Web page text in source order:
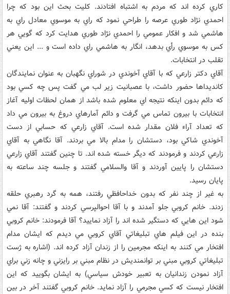
کاري کرده اند که مردم به اشتباه افتادند. کليت بحث اين بود که چرا
احمدي نژاد طوري عرصه را طراحي نمود که راي به موسوي معادل راي به
هاشمي شد و افکار عمومي را احمدي نژاد طوري هدايت کرد که گويي هر
کس به موسوي رأي بدهد، انگار به هاشمي راي داده است و ... اين يعني
تقلب در انتخابات.
آقاي دکتر زارعي که با آقاي آخوندي در شوراي نگهبان به عنوان نمايندگان
کانديداها حضور داشت، با عصبانيت زير لب مي گفت پس چه کسي بود
که دائم بدون اينکه نتيجه اي معلوم شده باشد از همان لحظات اوليه آغاز
انتخابات با بيرون تماس مي گرفت و دائم آمارهاي دروغ به بيرون مي داد
که تعداد آراء فلان مقدار شده است. آقاي زارعي که حسابي از دست
آخوندي شاکي بود، دستشان را مدام بالا مي بردند. آقا نگاهي به آقاي
زارعي کردند و فرمودند که ديگر خسته شده اند. تا چنين گفتند آقاي زارعي
دستشان را پايين آوردند و آقا والسلامي گفتند و جلسه چند ساعته به
پايان رسيد.
به غير از چند نفر که بدون خداحافظي رفتند، همه به گرد رهبري حلقه
زدند. خانم کروبي جلو آمدند و با آقا احوالپرسي کردند و گفتند: آقا نمي
شود اين هايي که دستگير شده اند را آزاد نماييد؟ آقا فرمودند: خانم کروبي
بنده در اين فيلم هاي تبليغاتي آقاي کروبي مي ديدم که ايشان مدام
افتخار مي کنند به اينکه مجرمين را از زندان آزاد کرده اند. (اشاره به ژست
تبليغاتي کروبي مبني بر توانمنديش در نظام مبني بر رايزني و چانه زني براي
آزاد نمودن زندانيان به تعبير خودش سياسي) به ايشان بگوييد که اين
افتخار نيست که کسي مجرمي را آزاد نمايد. خانم کروبي گفتند آخر در بين